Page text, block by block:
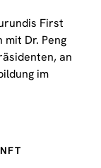
First
mit Dr. Peng
an
im